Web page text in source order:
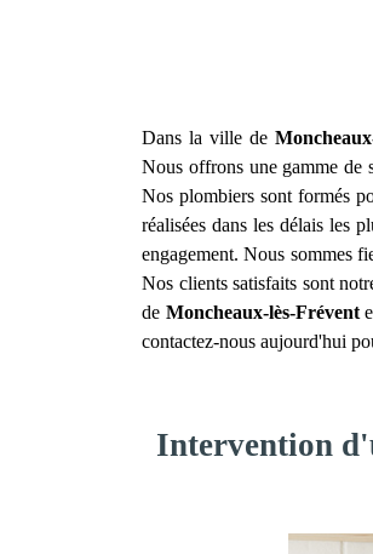
Dans la ville de
Nous offrons une gamme de
Nos plombiers sont formés
réalisées dans les délais les
engagement. Nous sommes
Nos clients satisfaits sont
de Moncheaux-lès-Frévent
contactez-nous aujourd'hui
Intervention